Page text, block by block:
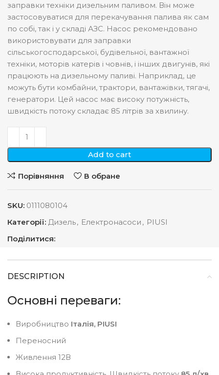
заправки техніки дизельним паливом. Він може
застосовуватися для перекачування палива як сам
по собі, так і у складі АЗС. Насос рекомендовано
використовувати для заправки
сільськогосподарської, будівельної, вантажної
техніки, моторів катерів і човнів, і інших двигунів, які
працюють на дизельному паливі. Наприклад, це
можуть бути комбайни, трактори, вантажівки, тягачі,
генератори. Цей насос має високу потужність,
швидкість потоку складає 85 літрів за хвилину.
Add to cart
Порівняння В обране
SKU: 0111080104
Категорії: Дизель, Електронасоси , PIUSI
Поділитися:
DESCRIPTION
Основні переваги:
Виробництво Італія, PIUSI
Переносний
Живлення 12В